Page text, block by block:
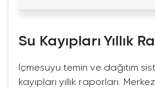
Su Kayıpları Yıllık
İçmesuyu temin ve dağıtım
kayıpları yıllık raporları.